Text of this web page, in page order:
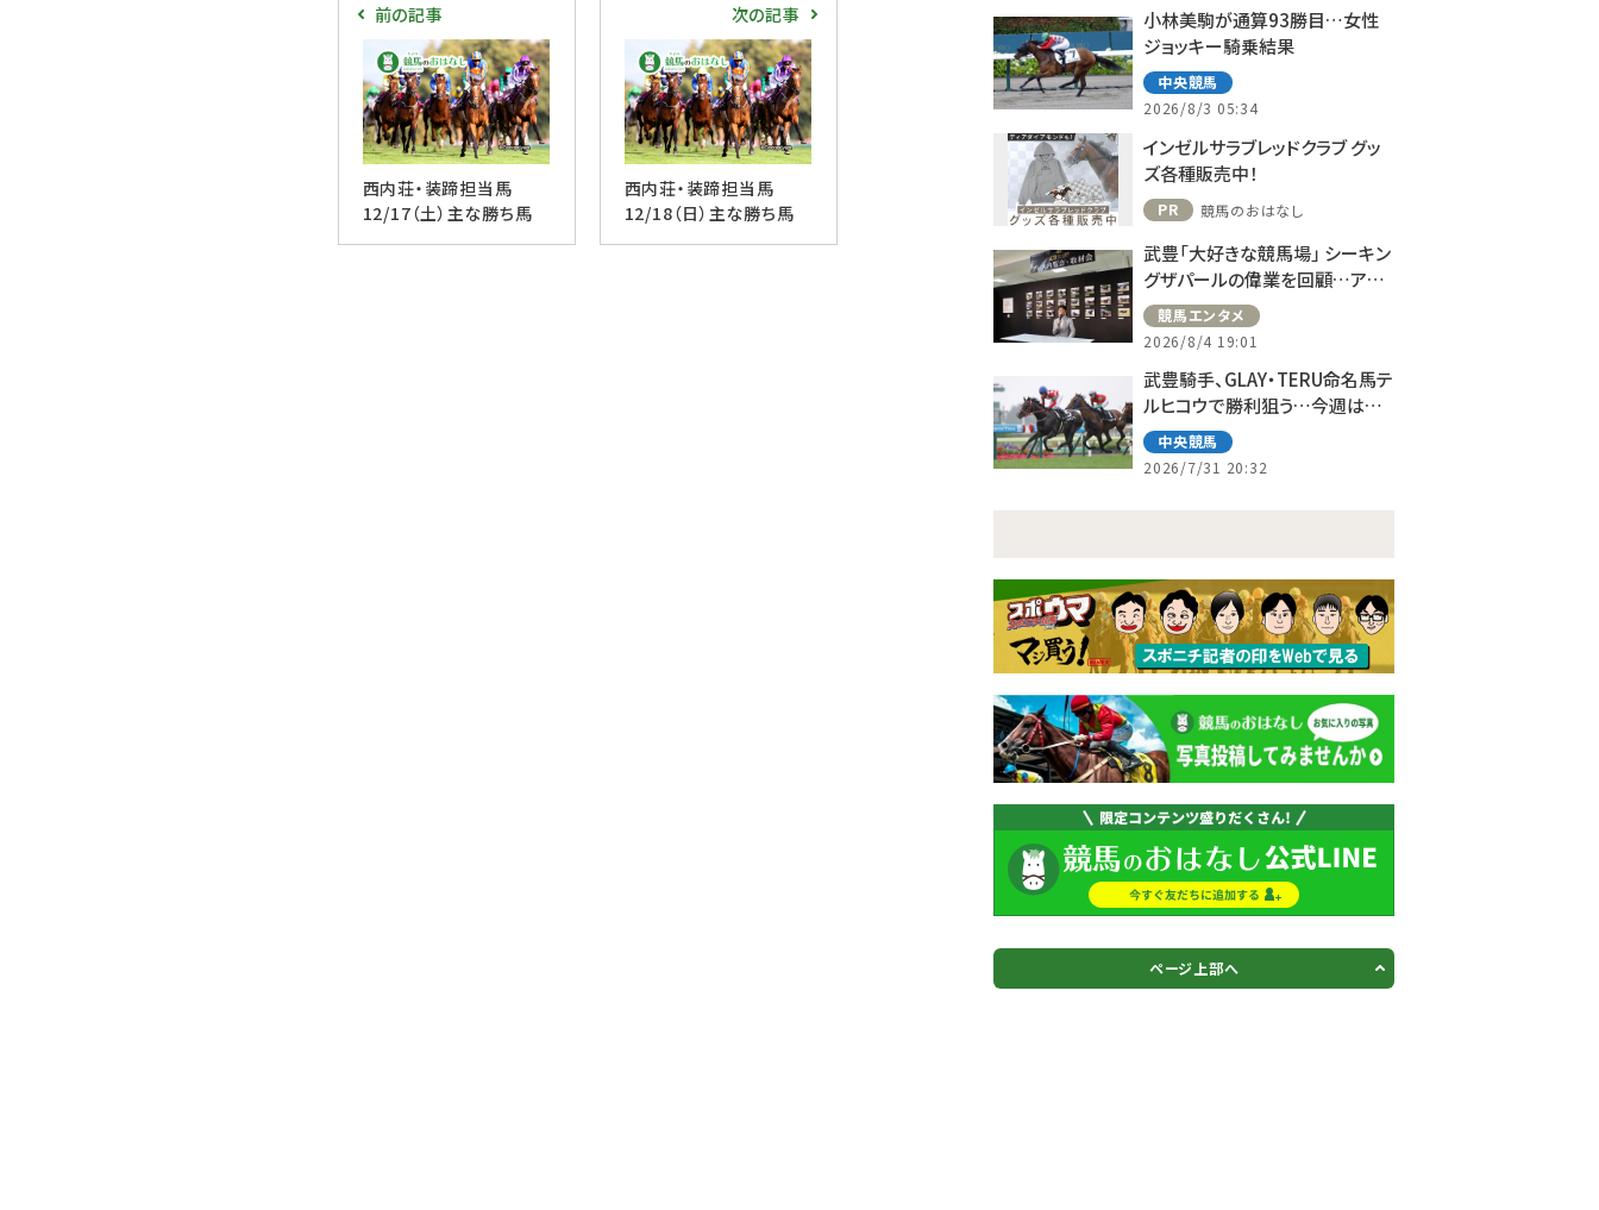
前の記事
西内荘・装蹄担当馬
12/17（土）主な勝ち馬
次の記事
西内荘・装蹄担当馬
12/18（日）主な勝ち馬
小林美駒が通算93勝目…女性
ジョッキー騎乗結果
中央競馬
2026/8/3 05:34
インゼルサラブレッドクラブ グッ
ズ各種販売中！
PR 競馬のおはなし
武豊「大好きな競馬場」 シーキン
グザパールの偉業を回顧…アス
コット、ドーヴィルへの思い語る
競馬エンタメ
2026/8/4 19:01
武豊騎手、GLAY・TERU命名馬テ
ルヒコウで勝利狙う…今週は札
幌で10鞍
中央競馬
2026/7/31 20:32
ページ上部へ